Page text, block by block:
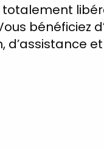
totalement
bénéficiez
d’assistance